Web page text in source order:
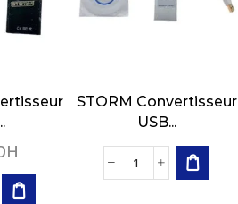
STORM Convertisseur
USB...